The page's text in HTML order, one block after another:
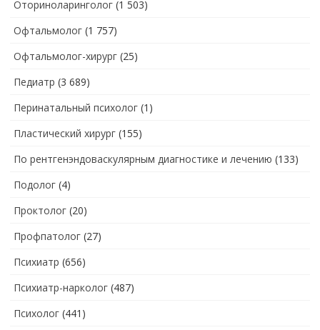
Оториноларинголог (1 503)
Офтальмолог (1 757)
Офтальмолог-хирург (25)
Педиатр (3 689)
Перинатальный психолог (1)
Пластический хирург (155)
По рентгенэндоваскулярным диагностике и лечению (133)
Подолог (4)
Проктолог (20)
Профпатолог (27)
Психиатр (656)
Психиатр-нарколог (487)
Психолог (441)